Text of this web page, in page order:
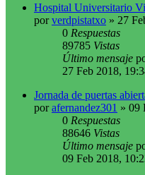
Hospital Universitario
porverdpistatxo » 27
0 Respuestas
89785 Vistas
Último mensaje
27 Feb 2018,
Jornada de puertas
porafernandez301 » 09
0 Respuestas
88646 Vistas
Último mensaje
09 Feb 2018,